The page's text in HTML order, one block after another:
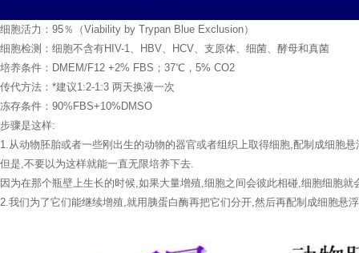
细胞活力：95％（Viability by Trypan Blue Exclusion）
细胞检测：细胞不含有HIV-1、HBV、HCV、支原体、细菌、酵母和真菌
培养条件：DMEM/F12 +2% FBS；37℃，5% CO2
传代方法：*建议1:2-1:3 两天换液一次
冻存条件：90%FBS+10%DMSO
步骤是这样:
1.从动物胚胎或者一些刚出生的动物的器官或者组织上取得细胞,配制成细胞
但是,不要以为这样就能一直无限培养下去.
因为在那个瓶壁上生长的时候,如果大量增殖,细胞之间会彼此相碰,细胞细胞
2.我们为了它们能继续增殖,就用胰蛋白酶再把它们分开,然后再配制成细胞悬